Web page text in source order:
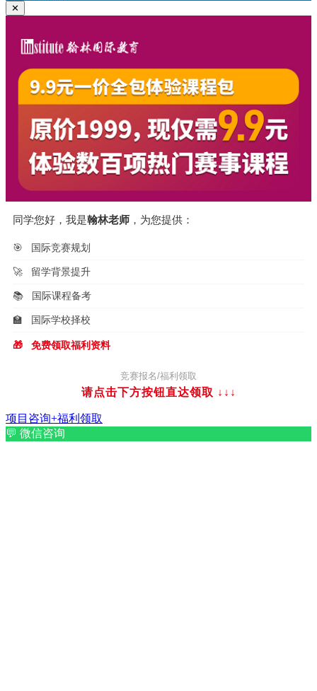
✕
同学您好，我是翰林老师 ，为您提供：
🎯 国际竞赛规划
🚀 留学背景提升
📚 国际课程备考
🏫 国际学校择校
🎁 免费领取福利资料
竞赛报名/福利领取
请点击下方按钮直达领取 ↓↓↓
项目咨询+福利领取
💬 微信咨询